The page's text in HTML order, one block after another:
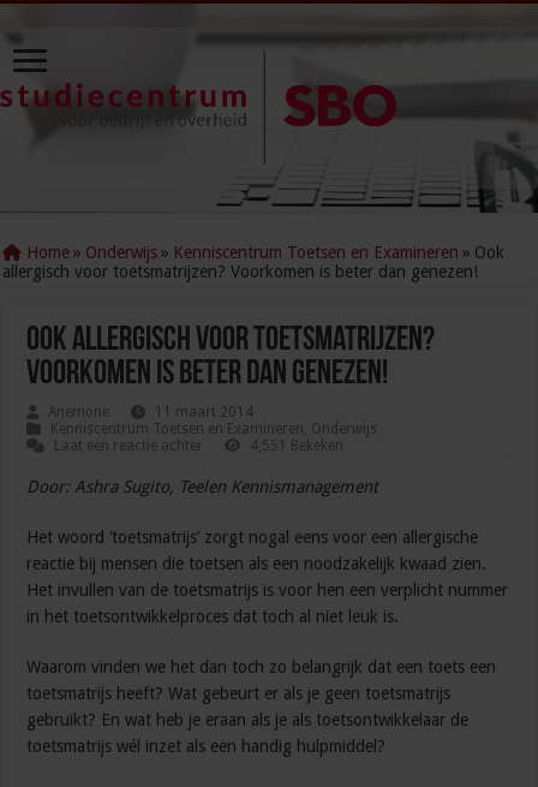
Home » Onderwijs » Kenniscentrum Toetsen en Examineren » Ook
allergisch voor toetsmatrijzen? Voorkomen is beter dan genezen!
Ook allergisch voor toetsmatrijzen?
Voorkomen is beter dan genezen!
Anemone
11 maart 2014
Kenniscentrum Toetsen en Examineren, Onderwijs
Laat een reactie achter
4,551 Bekeken
Door: Ashra Sugito, Teelen Kennismanagement
Het woord ‘toetsmatrijs’ zorgt nogal eens voor een allergische
reactie bij mensen die toetsen als een noodzakelijk kwaad zien.
Het invullen van de toetsmatrijs is voor hen een verplicht nummer
in het toetsontwikkelproces dat toch al niet leuk is.
Waarom vinden we het dan toch zo belangrijk dat een toets een
toetsmatrijs heeft? Wat gebeurt er als je geen toetsmatrijs
gebruikt? En wat heb je eraan als je als toetsontwikkelaar de
toetsmatrijs wél inzet als een handig hulpmiddel?